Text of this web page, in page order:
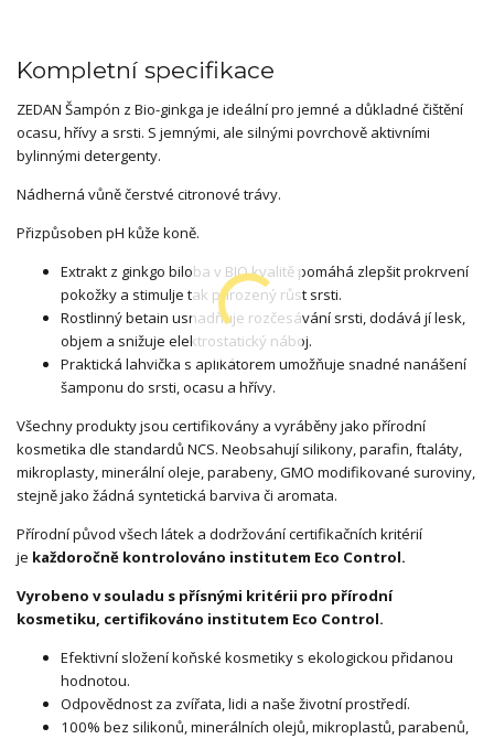
Kompletní specifikace
ZEDAN Šampón z Bio-ginkga je ideální pro jemné a důkladné čištění
ocasu, hřívy a srsti. S jemnými, ale silnými povrchově aktivními
bylinnými detergenty.
Nádherná vůně čerstvé citronové trávy.
Přizpůsoben pH kůže koně.
Extrakt z ginkgo biloba v BIO kvalitě pomáhá zlepšit prokrvení
pokožky a stimulje tak přirozený růst srsti.
Rostlinný betain usnadňuje rozčesávání srsti, dodává jí lesk,
objem a snižuje elektrostatický náboj.
Praktická lahvička s aplikátorem umožňuje snadné nanášení
šamponu do srsti, ocasu a hřívy.
Všechny produkty jsou certifikovány a vyráběny jako přírodní
kosmetika dle standardů NCS. Neobsahují silikony, parafin, ftaláty,
mikroplasty, minerální oleje, parabeny, GMO modifikované suroviny,
stejně jako žádná syntetická barviva či aromata.
Přírodní původ všech látek a dodržování certifikačních kritérií
je každoročně kontrolováno institutem Eco Control.
Vyrobeno v souladu s přísnými kritérii pro přírodní
kosmetiku, certifikováno institutem Eco Control.
Efektivní složení koňské kosmetiky s ekologickou přidanou
hodnotou.
Odpovědnost za zvířata, lidi a naše životní prostředí.
100% bez silikonů, minerálních olejů, mikroplastů, parabenů,